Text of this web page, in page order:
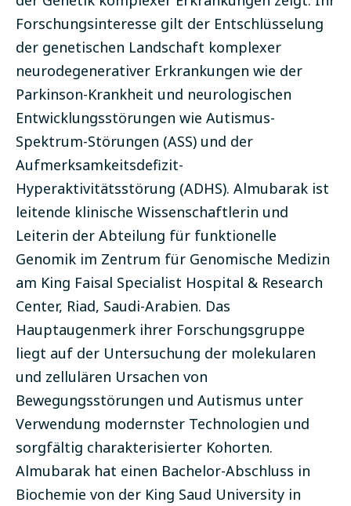
Forschungsinteresse gilt der Entschlüsselung
der genetischen Landschaft komplexer
neurodegenerativer Erkrankungen wie der
Parkinson-Krankheit und neurologischen
Entwicklungsstörungen wie Autismus-
Spektrum-Störungen (ASS) und der
Aufmerksamkeitsdefizit-
Hyperaktivitätsstörung (ADHS). Almubarak ist
leitende klinische Wissenschaftlerin und
Leiterin der Abteilung für funktionelle
Genomik im Zentrum für Genomische Medizin
am King Faisal Specialist Hospital & Research
Center, Riad, Saudi-Arabien. Das
Hauptaugenmerk ihrer Forschungsgruppe
liegt auf der Untersuchung der molekularen
und zellulären Ursachen von
Bewegungsstörungen und Autismus unter
Verwendung modernster Technologien und
sorgfältig charakterisierter Kohorten.
Almubarak hat einen Bachelor-Abschluss in
Biochemie von der King Saud University in